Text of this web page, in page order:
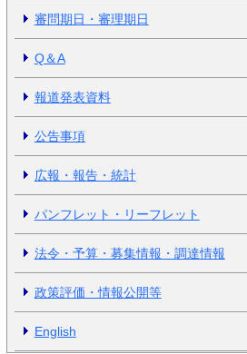
審問期日・審理期日
Q＆A
報道発表資料
公告事項
広報・報告・統計
パンフレット・リーフレット
法令・予算・募集情報・調達情報
政策評価・情報公開等
English